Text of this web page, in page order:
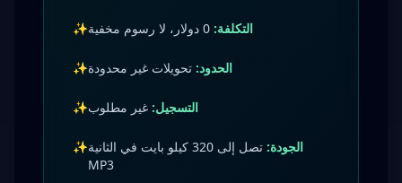
✨ التكلفة:
✨ الحدود: تحويلات غير محدودة
✨ التسجيل: غير مطلوب
✨ الجودة:
تصل إلى 320 كيلو بايت في الثانية
MP3